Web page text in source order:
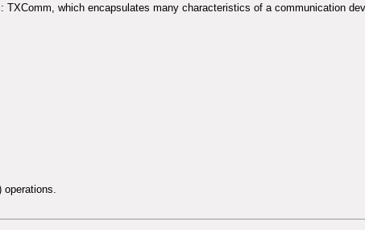
which encapsulates many characteristics of a communication